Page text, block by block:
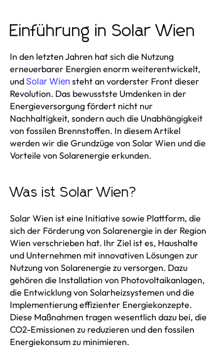
Einführung in Solar Wien
In den letzten Jahren hat sich die Nutzung
erneuerbarer Energien enorm weiterentwickelt,
undSolar Wien steht an vorderster Front dieser
Revolution. Das bewusstste Umdenken in der
Energieversorgung fördert nicht nur
Nachhaltigkeit, sondern auch die Unabhängigkeit
von fossilen Brennstoffen. In diesem Artikel
werden wir die Grundzüge von Solar Wien und die
Vorteile von Solarenergie erkunden.
Was ist Solar Wien?
Solar Wien ist eine Initiative sowie Plattform, die
sich der Förderung von Solarenergie in der Region
Wien verschrieben hat. Ihr Ziel ist es, Haushalte
und Unternehmen mit innovativen Lösungen zur
Nutzung von Solarenergie zu versorgen. Dazu
gehören die Installation von Photovoltaikanlagen,
die Entwicklung von Solarheizsystemen und die
Implementierung effizienter Energiekonzepte.
Diese Maßnahmen tragen wesentlich dazu bei, die
CO2-Emissionen zu reduzieren und den fossilen
Energiekonsum zu minimieren.